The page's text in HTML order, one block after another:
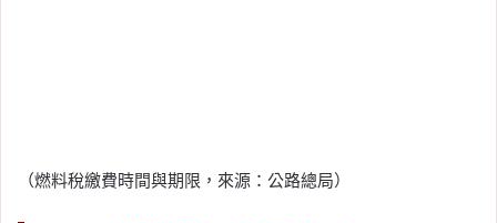
（燃料稅繳費時間與期限，來源：公路總局）